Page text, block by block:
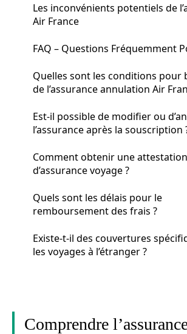
Les inconvénients potentiels de
Air France
FAQ – Questions Fréquemment
Quelles sont les conditions pour
de l’assurance annulation Air
Est-il possible de modifier ou
l’assurance après la souscription
Comment obtenir une attestation
d’assurance voyage ?
Quels sont les délais pour le
remboursement des frais ?
Existe-t-il des couvertures
les voyages à l’étranger ?
Comprendre